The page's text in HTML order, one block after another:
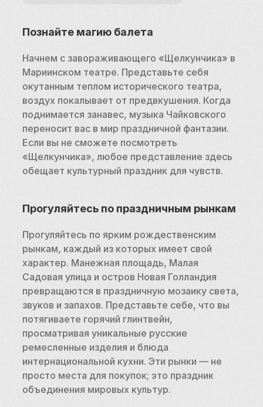
Познайте магию балета
Начнем с завораживающего «Щелкунчика» в
Мариинском театре. Представьте себя
окутанным теплом исторического театра,
воздух покалывает от предвкушения. Когда
поднимается занавес, музыка Чайковского
переносит вас в мир праздничной фантазии.
Если вы не сможете посмотреть
«Щелкунчика», любое представление здесь
обещает культурный праздник для чувств.
Прогуляйтесь по праздничным рынкам
Прогуляйтесь по ярким рождественским
рынкам, каждый из которых имеет свой
характер. Манежная площадь, Малая
Садовая улица и остров Новая Голландия
превращаются в праздничную мозаику света,
звуков и запахов. Представьте себе, что вы
потягиваете горячий глинтвейн,
просматривая уникальные русские
ремесленные изделия и блюда
интернациональной кухни. Эти рынки — не
просто места для покупок; это праздник
объединения мировых культур.